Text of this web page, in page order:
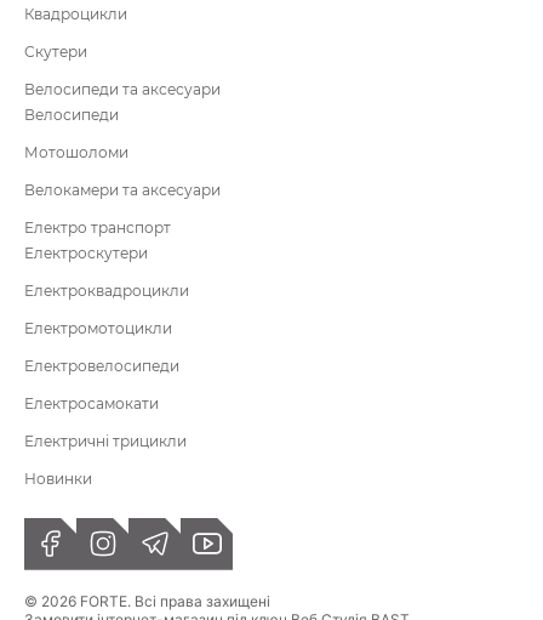
Квадроцикли
Скутери
Велосипеди та аксесуари
Велосипеди
Мотошоломи
Велокамери та аксесуари
Електро транспорт
Електроскутери
Електроквадроцикли
Електромотоцикли
Електровелосипеди
Електросамокати
Електричні трицикли
Новинки
© 2026 FORTE. Всі права захищені